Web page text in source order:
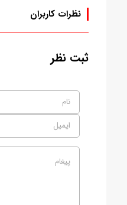
نظرات کاربران
ثبت نظر